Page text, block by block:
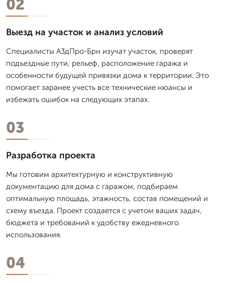
02
Выезд на участок и анализ условий
Специалисты А3дПро-Брн изучат участок, проверят
подъездные пути, рельеф, расположение гаража и
особенности будущей привязки дома к территории. Это
помогает заранее учесть все технические нюансы и
избежать ошибок на следующих этапах.
03
Разработка проекта
Мы готовим архитектурную и конструктивную
документацию для дома с гаражом, подбираем
оптимальную площадь, этажность, состав помещений и
схему въезда. Проект создается с учетом ваших задач,
бюджета и требований к удобству ежедневного
использования.
04